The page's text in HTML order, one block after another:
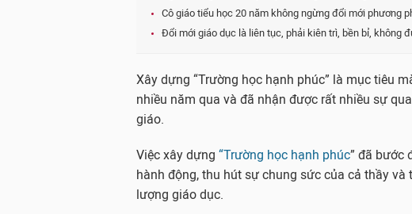
Cô giáo tiểu học 20 năm không ngừng đổi mới phương
Đổi mới giáo dục là liên tục, phải kiên trì, bền bỉ, không
Xây dựng “Trường học hạnh phúc” là mục tiêu
nhiều năm qua và đã nhận được rất nhiều sự
giáo.
Việc xây dựng “Trường học hạnh phúc” đã bước
hành động, thu hút sự chung sức của cả thầy
lượng giáo dục.